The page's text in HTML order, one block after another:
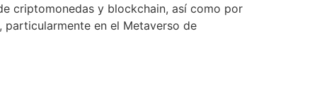
criptomonedas y blockchain, así como por
en el Metaverso de